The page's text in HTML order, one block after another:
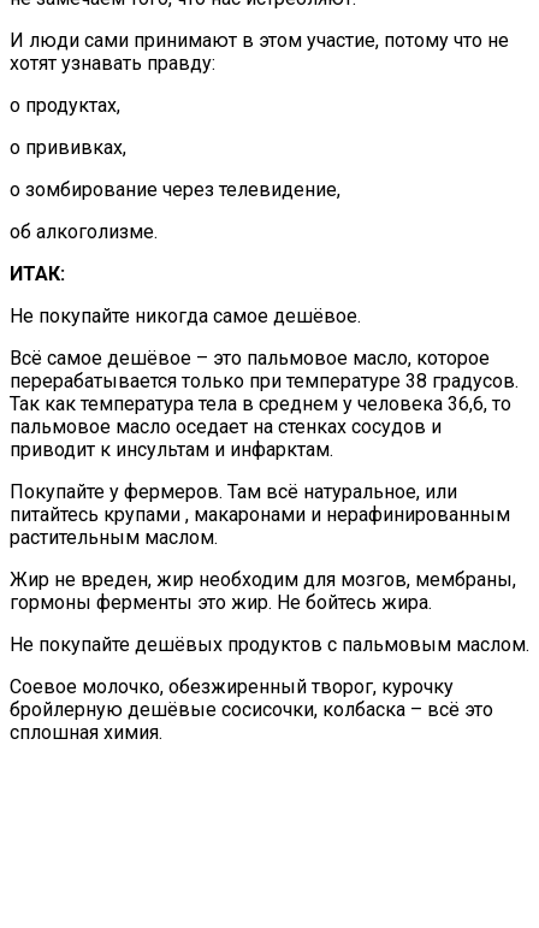
И люди сами принимают в этом участие, потому что не
хотят узнавать правду:
о продуктах,
о прививках,
о зомбирование через телевидение,
об алкоголизме.
ИТАК:
Не покупайте никогда самое дешёвое.
Всё самое дешёвое – это пальмовое масло, которое
перерабатывается только при температуре 38 градусов.
Так как температура тела в среднем у человека 36,6, то
пальмовое масло оседает на стенках сосудов и
приводит к инсультам и инфарктам.
Покупайте у фермеров. Там всё натуральное, или
питайтесь крупами , макаронами и нерафинированным
растительным маслом.
Жир не вреден, жир необходим для мозгов, мембраны,
гормоны ферменты это жир. Не бойтесь жира.
Не покупайте дешёвых продуктов с пальмовым маслом.
Соевое молочко, обезжиренный творог, курочку
бройлерную дешёвые сосисочки, колбаска – всё это
сплошная химия.